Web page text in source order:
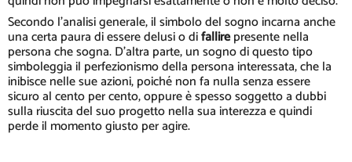
Secondo l'analisi generale, il simbolo del sogno incarna anche
una certa paura di essere delusi o difallirepresente nella
persona che sogna. D'altra parte, un sogno di questo tipo
simboleggia il perfezionismo della persona interessata, che la
inibisce nelle sue azioni, poiché non fa nulla senza essere
sicuro al cento per cento, oppure è spesso soggetto a dubbi
sulla riuscita del suo progetto nella sua interezza e quindi
perde il momento giusto per agire.